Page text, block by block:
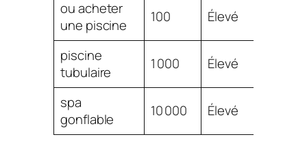
ou acheter
une piscine
100 Élevé
piscine
tubulaire
1 000 Élevé
spa
gonflable
10 000 Élevé